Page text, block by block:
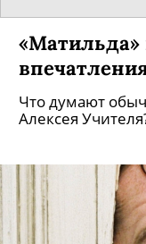
«Матильда»
Что думают
Алексея